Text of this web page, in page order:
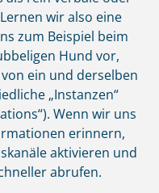
wir also eine
zum Beispiel beim
Hund vor,
ein und derselben
„Instanzen“
Wenn wir uns
erinnern,
aktivieren und
abrufen.